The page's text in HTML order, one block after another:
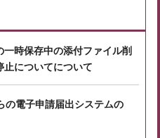
一時保存中の添付ファイル削
止についてについて
の電子申請届出システムの